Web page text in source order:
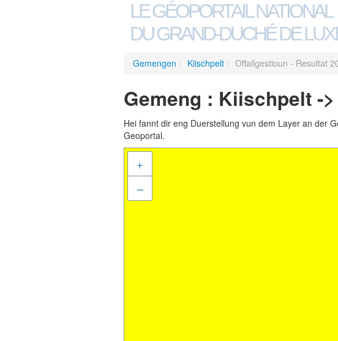
LE GÉOPORTAIL NATIONAL
DU GRAND-DUCHÉ DE
Gemengen / Kiischpelt / Offallgestioun - Resultat
Gemeng : Kiischpelt -
Hei fannt dir eng Duerstellung vun dem Layer an der
Geoportal.
+
–